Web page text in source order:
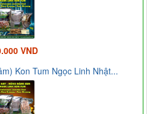
VND
Kon Tum Ngọc Linh Nhật...